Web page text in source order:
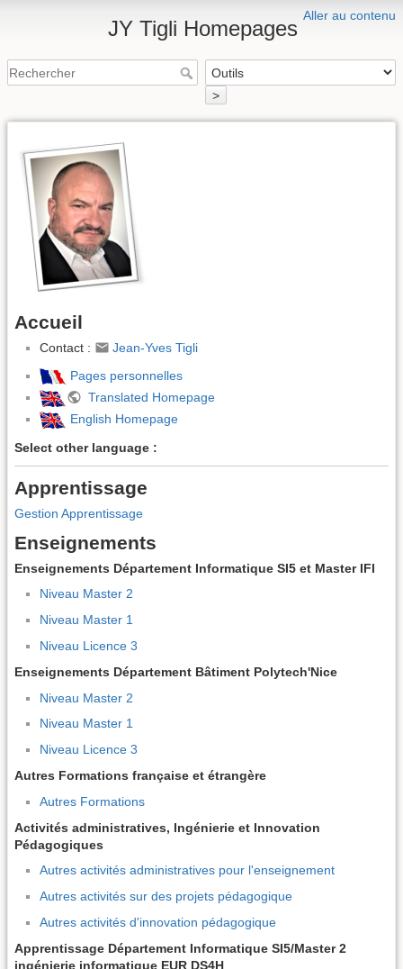
Aller au contenu
JY Tigli Homepages
>
Accueil
Contact :
Jean-Yves Tigli
Pages personnelles
Translated Homepage
English Homepage
Select other language :
Apprentissage
Gestion Apprentissage
Enseignements
Enseignements Département Informatique SI5 et Master IFI
Niveau Master 2
Niveau Master 1
Niveau Licence 3
Enseignements Département Bâtiment Polytech'Nice
Niveau Master 2
Niveau Master 1
Niveau Licence 3
Autres Formations française et étrangère
Autres Formations
Activités administratives, Ingénierie et Innovation
Pédagogiques
Autres activités administratives pour l'enseignement
Autres activités sur des projets pédagogique
Autres activités d'innovation pédagogique
Apprentissage Département Informatique SI5/Master 2
ingénierie informatique EUR DS4H